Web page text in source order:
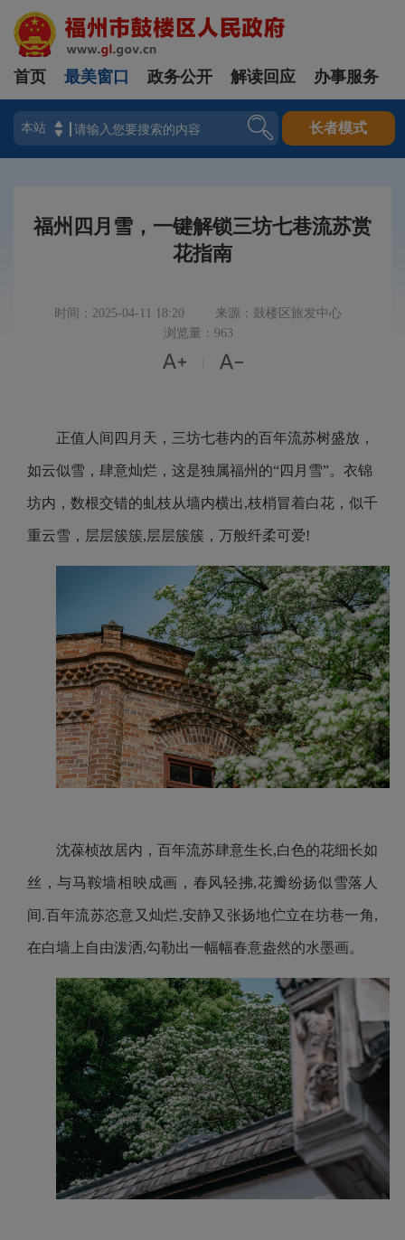
登录
首页 最美窗口 政务公开 解读回应 办事服务
长者模式
福州四月雪，一键解锁三坊七巷流苏赏
花指南
时间：2025-04-11 18:20
来源：鼓楼区旅发中心
浏览量：963
 
正值人间四月天，三坊七巷内的百年流苏树盛放，
如云似雪，肆意灿烂，这是独属福州的“四月雪”。 衣锦
坊内，数根交错的虬枝从墙内横出,枝梢冒着白花，似千
重云雪，层层簇簇,层层簇簇，万般纤柔可爱!
沈葆桢故居内，百年流苏肆意生长,白色的花细长如
丝，与马鞍墙相映成画，春风轻拂,花瓣纷扬似雪落人
间.百年流苏恣意又灿烂,安静又张扬地伫立在坊巷一角,
在白墙上自由泼洒,勾勒出一幅幅春意盎然的水墨画。